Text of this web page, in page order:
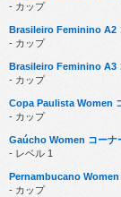
- カップ
Brasileiro Feminino A2
- カップ
Brasileiro Feminino A3
- カップ
Copa Paulista Women
- カップ
Gaúcho Women コーナ
- レベル 1
Pernambucano Women
- カップ